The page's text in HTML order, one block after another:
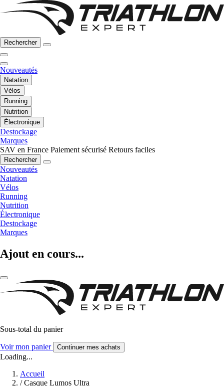
Rechercher
Nouveautés
Natation
Vélos
Running
Nutrition
Électronique
Destockage
Marques
SAV en France Paiement sécurisé Retours faciles
Rechercher
Nouveautés
Natation
Vélos
Running
Nutrition
Électronique
Destockage
Marques
Ajout en cours...
Sous-total du panier
Voir mon panier Continuer mes achats
Loading...
Accueil
/ Casque Lumos Ultra